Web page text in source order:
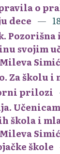
o
dece
Pozorišna
svojim
Simić
Za školu i
prilozi
škola i
škole